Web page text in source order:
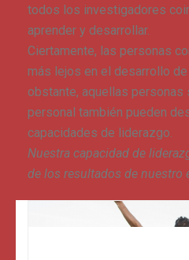
todos los investigadores
aprender y desarrollar.
Ciertamente, las personas
más lejos en el desarrollo
obstante, aquellas personas
personal también pueden
capacidades de liderazgo.
Nuestra capacidad de
de los resultados de nuestro